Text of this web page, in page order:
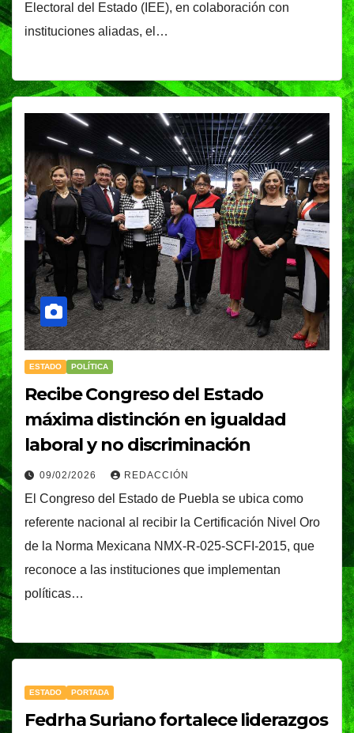
Electoral del Estado (IEE), en colaboración con
instituciones aliadas, el…
ESTADO POLÍTICA
Recibe Congreso del Estado
máxima distinción en igualdad
laboral y no discriminación
09/02/2026 REDACCIÓN
El Congreso del Estado de Puebla se ubica como
referente nacional al recibir la Certificación Nivel Oro
de la Norma Mexicana NMX-R-025-SCFI-2015, que
reconoce a las instituciones que implementan
políticas…
ESTADO PORTADA
Fedrha Suriano fortalece liderazgos